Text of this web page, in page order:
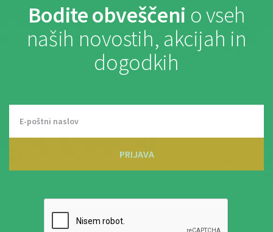
Bodite obveščeni o vseh
naših novostih, akcijah in
dogodkih
PRIJAVA